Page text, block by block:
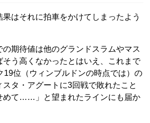
はそれに拍車をかけてしまったよう
期待値は他のグランドスラムやマス
そう高くなかったとはいえ、これまで
19位（ウィンブルドンの時点では）の
スタ・アグートに3回戦で敗れたこと
めて……」と望まれたラインにも届か